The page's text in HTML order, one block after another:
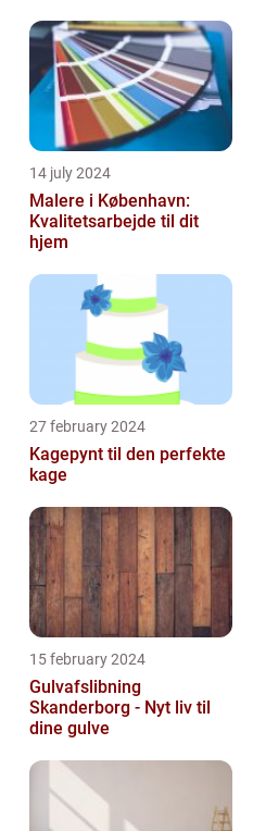
14 july 2024
Malere i København:
Kvalitetsarbejde til dit
hjem
27 february 2024
Kagepynt til den perfekte
kage
15 february 2024
Gulvafslibning
Skanderborg - Nyt liv til
dine gulve